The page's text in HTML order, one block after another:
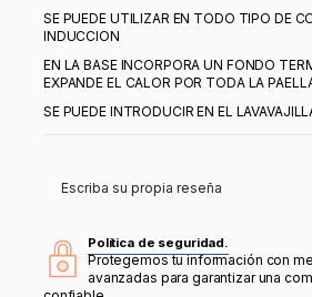
SE PUEDE UTILIZAR EN TODO TIPO DE
INDUCCION
EN LA BASE INCORPORA UN FONDO
EXPANDE EL CALOR POR TODA LA
SE PUEDE INTRODUCIR EN EL
Escriba su propia reseña
Política de seguridad.
Protegemos tu información con
avanzadas para garantizar una